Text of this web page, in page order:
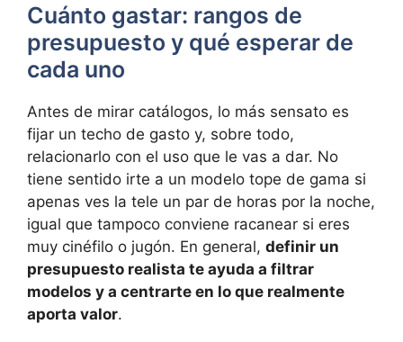
Cuánto gastar: rangos de
presupuesto y qué esperar de
cada uno
Antes de mirar catálogos, lo más sensato es
fijar un techo de gasto y, sobre todo,
relacionarlo con el uso que le vas a dar. No
tiene sentido irte a un modelo tope de gama si
apenas ves la tele un par de horas por la noche,
igual que tampoco conviene racanear si eres
muy cinéfilo o jugón. En general, definir un
presupuesto realista te ayuda a filtrar
modelos y a centrarte en lo que realmente
aporta valor.